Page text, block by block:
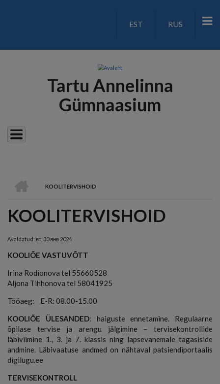
LANGUAGE
EST RUS
Tartu Annelinna
Gümnaasium
LEIVAPURU
KOOLITERVISHOID
KOOLITERVISHOID
Avaldatud: вт, 30 янв 2024
KOOLIÕE VASTUVÕTT
Irina Rodionova tel 55660528
Aljona Tihhonova tel 58041925
Tööaeg: E-R: 08.00-15.00
KOOLIÕE ÜLESANDED: haiguste ennetamine. Regulaarne
õpilase tervise ja arengu jälgimine – tervisekontrollide
läbiviimine 1., 3. ja 7. klassis ning lapsevanemale tagasiside
andmine. Läbivaatuse andmed on nähtaval patsiendiportaalis
digilugu.ee
TERVISEKONTROLL